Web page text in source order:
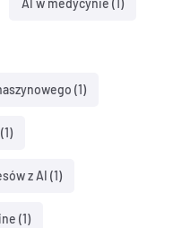
AI w medycynie (1)
(1)
(1)
z AI (1)
(1)